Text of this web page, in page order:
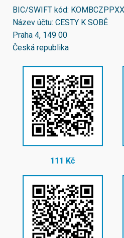
BIC/SWIFT kód:
Název účtu: CESTY K SOBĚ
Praha 4, 149 00
Česká republika
111 Kč